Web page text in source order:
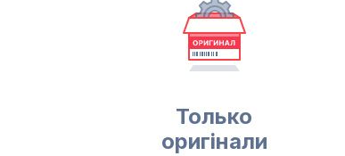
Только
оригінали